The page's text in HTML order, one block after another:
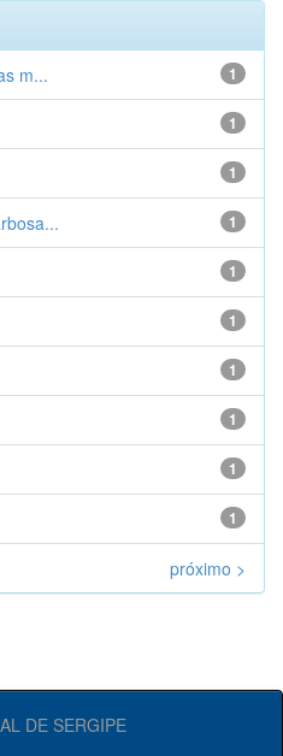
1
m...
1
1
1
1
1
1
1
1
1
próximo >
DE SERGIPE